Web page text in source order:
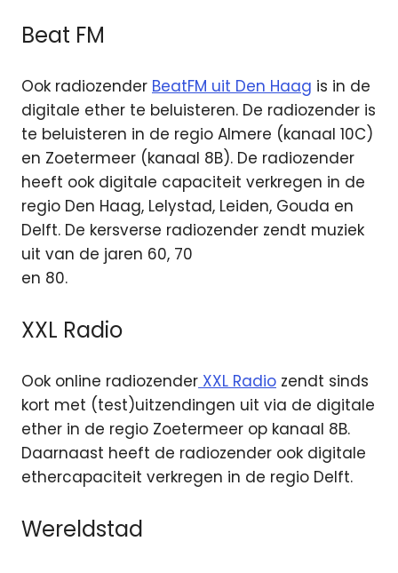
Beat FM
Ook radiozender BeatFM uit Den Haag is in de
digitale ether te beluisteren. De radiozender is
te beluisteren in de regio Almere (kanaal 10C)
en Zoetermeer (kanaal 8B). De radiozender
heeft ook digitale capaciteit verkregen in de
regio Den Haag, Lelystad, Leiden, Gouda en
Delft. De kersverse radiozender zendt muziek
uit van de jaren 60, 70
en 80.
XXL Radio
Ook online radiozender XXL Radio zendt sinds
kort met (test)uitzendingen uit via de digitale
ether in de regio Zoetermeer op kanaal 8B.
Daarnaast heeft de radiozender ook digitale
ethercapaciteit verkregen in de regio Delft.
Wereldstad